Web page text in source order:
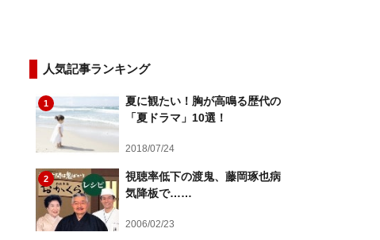
人気記事ランキング
1
夏に観たい！胸が高鳴る歴代の
「夏ドラマ」10選！
2018/07/24
2
視聴率低下の渡鬼、藤岡琢也病
気降板で……
2006/02/23